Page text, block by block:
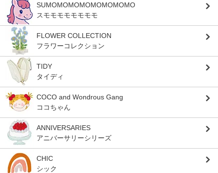
SUMOMOMOMOMOMOMOMO
スモモモモモモモモ
FLOWER COLLECTION
フラワーコレクション
TIDY
タイディ
COCO and Wondrous Gang
ココちゃん
ANNIVERSARIES
アニバーサリーシリーズ
CHIC
シック